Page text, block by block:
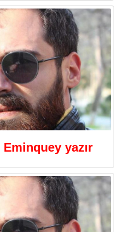
Eminquey yazır